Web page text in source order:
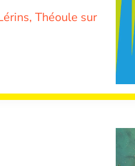
Théoule sur